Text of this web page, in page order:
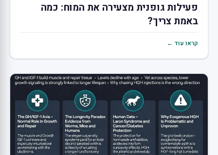
פעילות גופנית מצעירה את המוח: כמה
באמת צריך?
קראו עוד ←